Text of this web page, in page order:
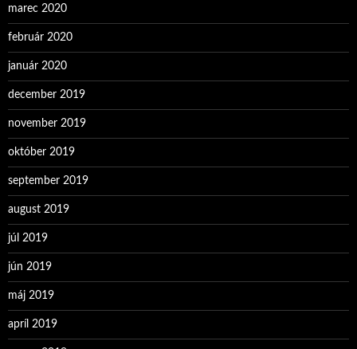
marec 2020
február 2020
január 2020
december 2019
november 2019
október 2019
september 2019
august 2019
júl 2019
jún 2019
máj 2019
apríl 2019